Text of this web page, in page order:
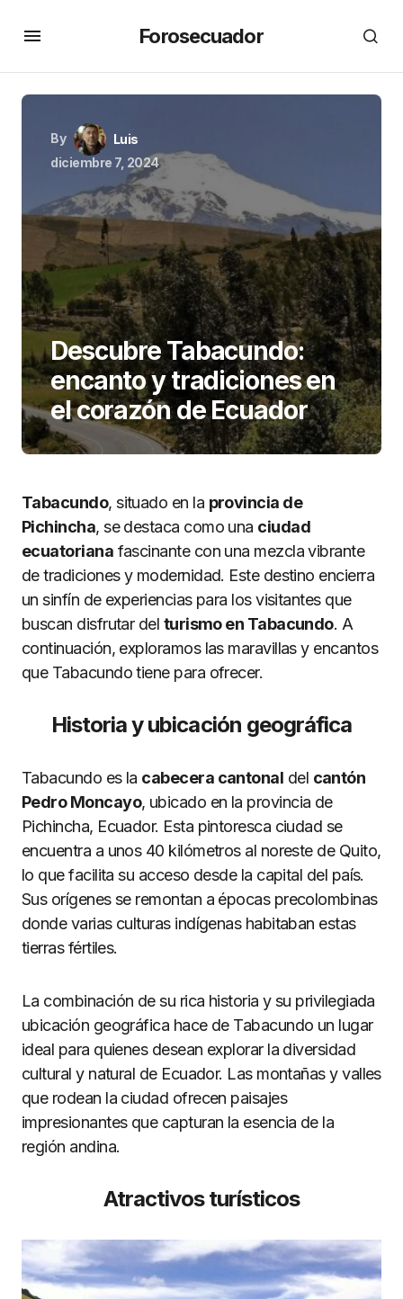
Forosecuador
By
Luis
diciembre 7, 2024
Descubre Tabacundo:
encanto y tradiciones en
el corazón de Ecuador
Tabacundo, situado en la provincia de
Pichincha, se destaca como una ciudad
ecuatoriana fascinante con una mezcla vibrante
de tradiciones y modernidad. Este destino encierra
un sinfín de experiencias para los visitantes que
buscan disfrutar del turismo en Tabacundo. A
continuación, exploramos las maravillas y encantos
que Tabacundo tiene para ofrecer.
Historia y ubicación geográfica
Tabacundo es la cabecera cantonal del cantón
Pedro Moncayo, ubicado en la provincia de
Pichincha, Ecuador. Esta pintoresca ciudad se
encuentra a unos 40 kilómetros al noreste de Quito,
lo que facilita su acceso desde la capital del país.
Sus orígenes se remontan a épocas precolombinas
donde varias culturas indígenas habitaban estas
tierras fértiles.
La combinación de su rica historia y su privilegiada
ubicación geográfica hace de Tabacundo un lugar
ideal para quienes desean explorar la diversidad
cultural y natural de Ecuador. Las montañas y valles
que rodean la ciudad ofrecen paisajes
impresionantes que capturan la esencia de la
región andina.
Atractivos turísticos